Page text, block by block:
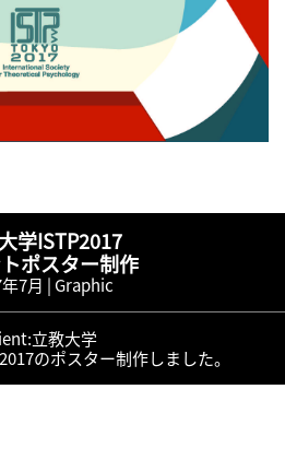
学ISTP2017
ポスター制作
7月 | Graphic
立教大学
のポスター制作しました。